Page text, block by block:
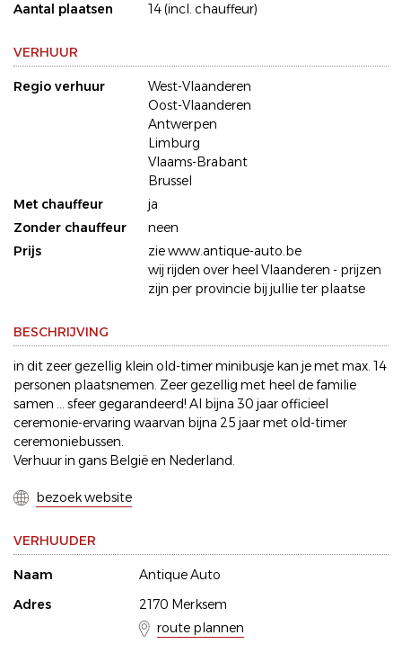
Aantal plaatsen
14 (incl. chauffeur)
VERHUUR
Regio verhuur
West-Vlaanderen
Oost-Vlaanderen
Antwerpen
Limburg
Vlaams-Brabant
Brussel
Met chauffeur
ja
Zonder chauffeur
neen
Prijs
zie www.antique-auto.be
wij rijden over heel Vlaanderen - prijzen
zijn per provincie bij jullie ter plaatse
BESCHRIJVING
in dit zeer gezellig klein old-timer minibusje kan je met max. 14
personen plaatsnemen. Zeer gezellig met heel de familie
samen ... sfeer gegarandeerd! Al bijna 30 jaar officieel
ceremonie-ervaring waarvan bijna 25 jaar met old-timer
ceremoniebussen.
Verhuur in gans België en Nederland.
bezoek website
VERHUUDER
Naam
Antique Auto
Adres
2170 Merksem
route plannen